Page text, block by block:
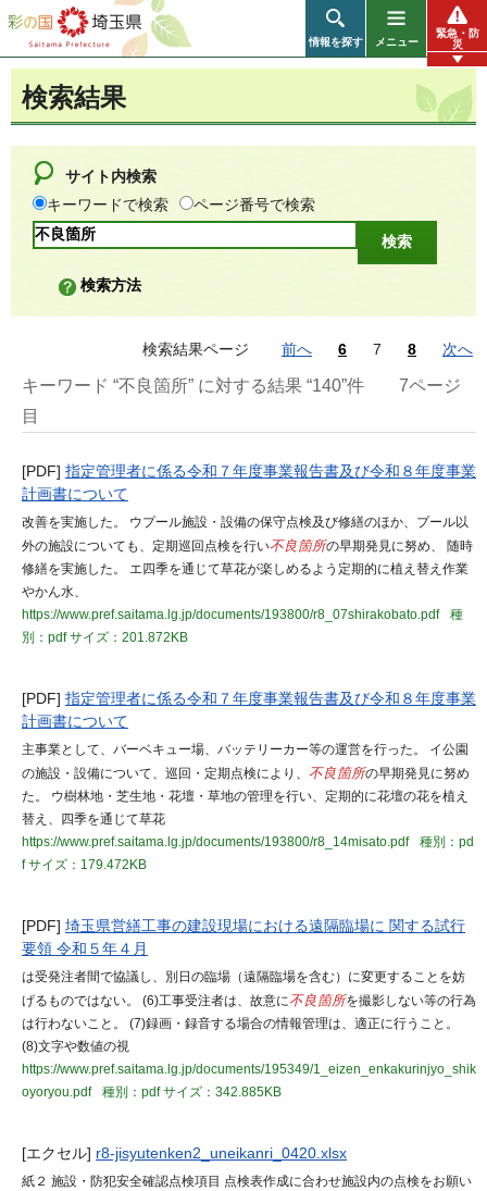
彩の国 埼玉県
情報を探す メニュー
緊急・防
災
検索結果
サイト内検索
キーワードで検索
ページ番号で検索
検索方法
検索結果ページ 前へ 6 7 8 次へ
キーワード “不良箇所” に対する結果 “140”件
7ページ
目
[PDF] 指定管理者に係る令和７年度事業報告書及び令和８年度事業
計画書について
改善を実施した。 ウプール施設・設備の保守点検及び修繕のほか、プール以
外の施設についても、定期巡回点検を行い不良箇所の早期発見に努め、 随時
修繕を実施した。 エ四季を通じて草花が楽しめるよう定期的に植え替え作業
やかん水、
https://www.pref.saitama.lg.jp/documents/193800/r8_07shirakobato.pdf
種
別：pdfサイズ：201.872KB
[PDF] 指定管理者に係る令和７年度事業報告書及び令和８年度事業
計画書について
主事業として、バーベキュー場、バッテリーカー等の運営を行った。 イ公園
の施設・設備について、巡回・定期点検により、 不良箇所の早期発見に努め
た。 ウ樹林地・芝生地・花壇・草地の管理を行い、定期的に花壇の花を植え
替え、四季を通じて草花
https://www.pref.saitama.lg.jp/documents/193800/r8_14misato.pdf
種別：pd
fサイズ：179.472KB
[PDF] 埼玉県営繕工事の建設現場における遠隔臨場に 関する試行
要領 令和５年４月
は受発注者間で協議し、別日の臨場（遠隔臨場を含む）に変更することを妨
げるものではない。 (6)工事受注者は、故意に不良箇所を撮影しない等の行為
は行わないこと。 (7)録画・録音する場合の情報管理は、適正に行うこと。
(8)文字や数値の視
https://www.pref.saitama.lg.jp/documents/195349/1_eizen_enkakurinjyo_shik
oyoryou.pdf
種別：pdfサイズ：342.885KB
[エクセル] r8-jisyutenken2_uneikanri_0420.xlsx
紙２ 施設・防犯安全確認点検項目 点検表作成に合わせ施設内の点検をお願い